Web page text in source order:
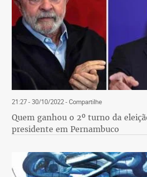
21:27 - 30/10/2022- Compartilhe
Quem ganhou o 2º turno da
presidente em Pernambuco